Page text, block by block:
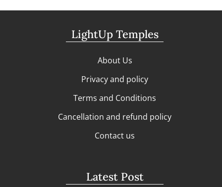
LightUp Temples
About Us
Privacy and policy
Terms and Conditions
Cancellation and refund policy
Contact us
Latest Post